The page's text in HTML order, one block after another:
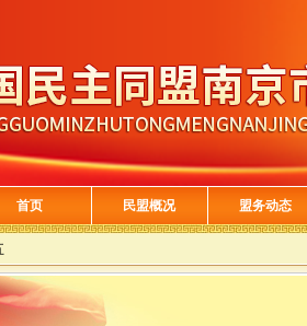
首页 民盟概况 盟务动态